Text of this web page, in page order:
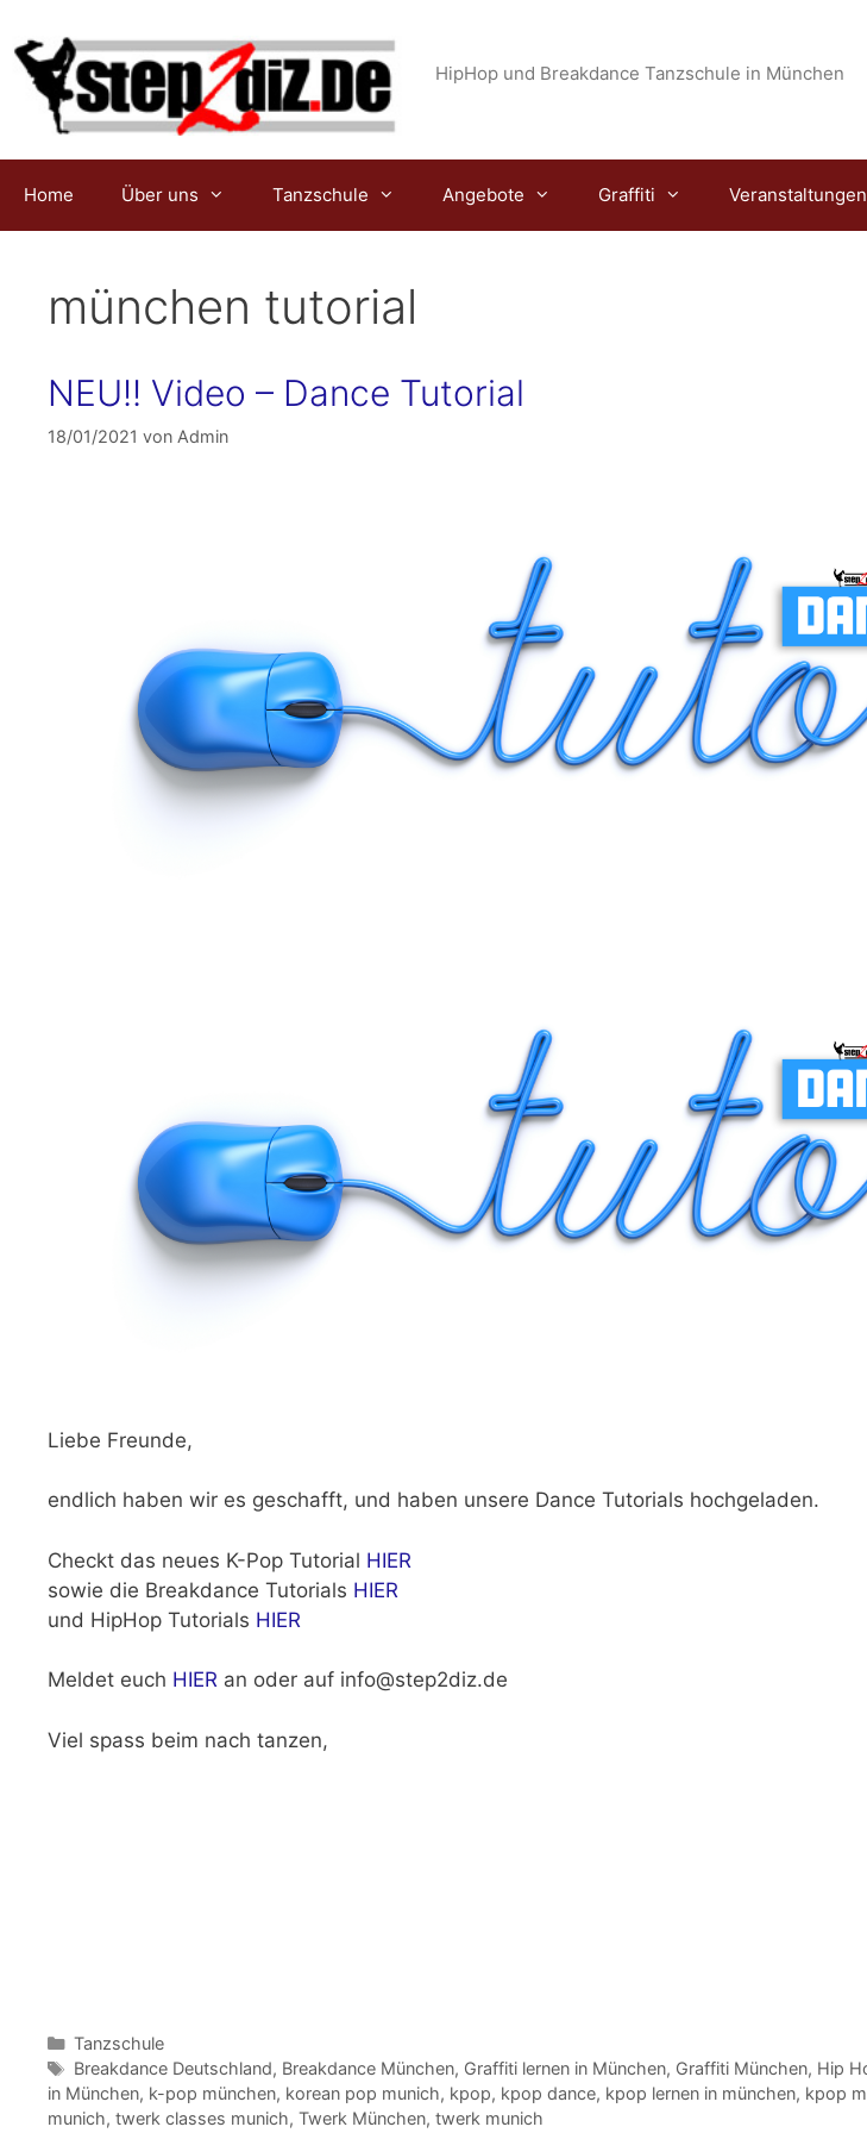
Inhalt
springen
HipHop und Breakdance Tanzschule in München
Home Über uns Tanzschule Angebote Graffiti Veranstaltungen
münchen tutorial
NEU!! Video – Dance Tutorial
18/01/2021 von Admin
Liebe Freunde,
endlich haben wir es geschafft, und haben unsere Dance Tutorials hochgeladen.
Checkt das neues K-Pop Tutorial HIER
sowie die Breakdance Tutorials HIER
und HipHop Tutorials HIER
Meldet euch HIER an oder auf info@step2diz.de
Viel spass beim nach tanzen,
Kategorien
Tanzschule
Schlagwörter
Breakdance Deutschland, Breakdance München, Graffiti lernen in München, Graffiti München, Hip
in München, k-pop münchen, korean pop munich, kpop, kpop dance, kpop lernen in münchen, kpop
munich, twerk classes munich, Twerk München, twerk munich